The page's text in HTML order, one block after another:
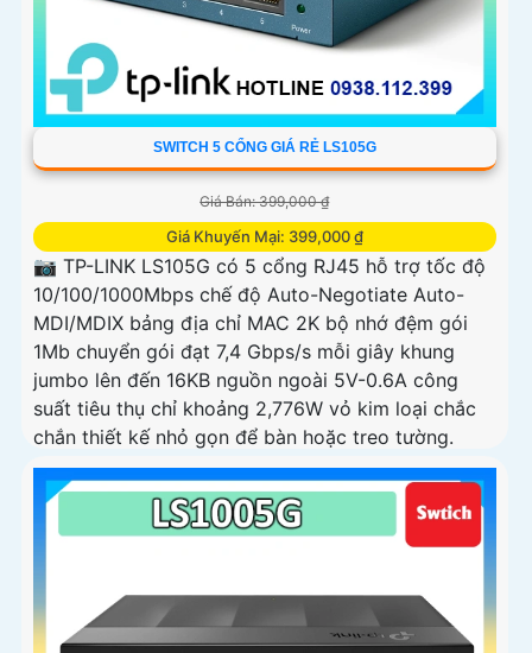
SWITCH 5 CỔNG GIÁ RẺ LS105G
Giá Bán: 399,000 ₫
Giá Khuyến Mại: 399,000 ₫
📷 TP-LINK LS105G có 5 cổng RJ45 hỗ trợ tốc độ
10/100/1000Mbps chế độ Auto-Negotiate Auto-
MDI/MDIX bảng địa chỉ MAC 2K bộ nhớ đệm gói
1Mb chuyển gói đạt 7,4 Gbps/s mỗi giây khung
jumbo lên đến 16KB nguồn ngoài 5V-0.6A công
suất tiêu thụ chỉ khoảng 2,776W vỏ kim loại chắc
chắn thiết kế nhỏ gọn để bàn hoặc treo tường.